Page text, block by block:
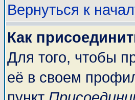
Вернуться к
Как
Для того, чтобы
её в своем